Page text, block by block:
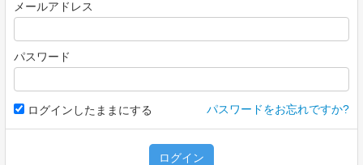
メールアドレス
パスワード
ログインしたままにする パスワードをお忘れですか?
ログイン